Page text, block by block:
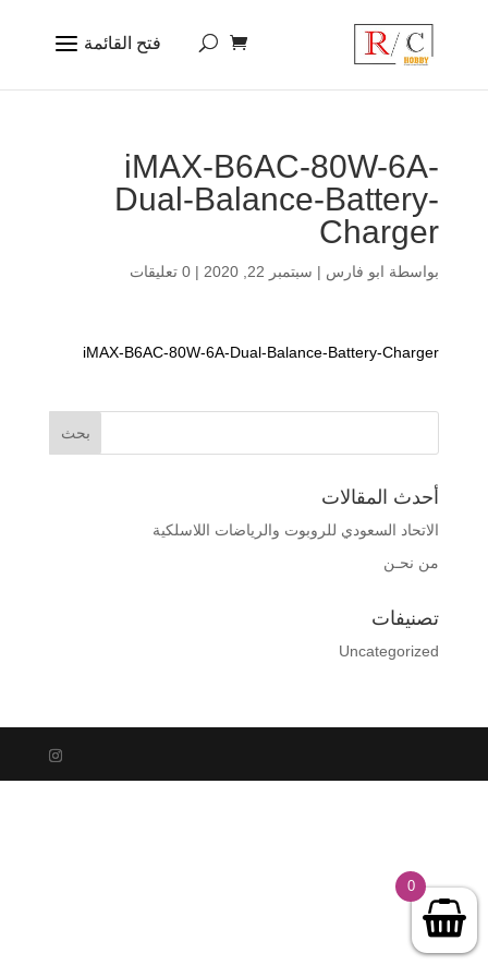
iMAX-B6AC-80W-6A-
Dual-Balance-Battery-
Charger
بواسطة ابو فارس | سبتمبر 22, 2020 | 0 تعليقات
iMAX-B6AC-80W-6A-Dual-Balance-Battery-Charger
أحدث المقالات
الاتحاد السعودي للروبوت والرياضات اللاسلكية
من نحـن
تصنيفات
Uncategorized
0